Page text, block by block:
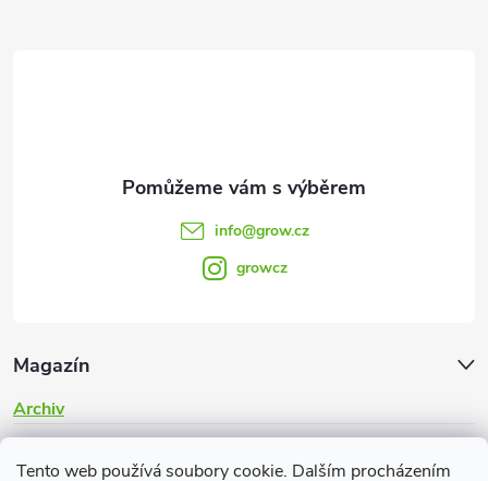
Tento web používá soubory cookie. Dalším procházením
Magazín
Archiv
info@grow.cz
growcz